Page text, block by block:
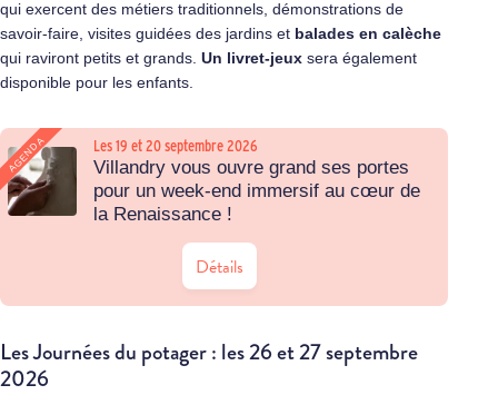
qui exercent des métiers traditionnels, démonstrations de
savoir-faire, visites guidées des jardins et balades en calèche
qui raviront petits et grands. Un livret-jeux sera également
disponible pour les enfants.
AGENDA Les 19 et 20 septembre 2026
Villandry vous ouvre grand ses portes
pour un week-end immersif au cœur de
la Renaissance !
Détails
Les Journées du potager : les 26 et 27 septembre
2026